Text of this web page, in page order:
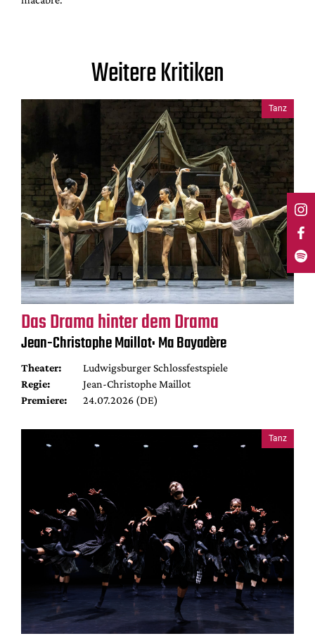
Weitere Kritiken
Tanz
Das Drama hinter dem Drama
Jean-Christophe Maillot: Ma Bayadère
Theater:
Ludwigsburger Schlossfestspiele
Regie:
Jean-Christophe Maillot
Premiere:
24.07.2026 (DE)
Tanz